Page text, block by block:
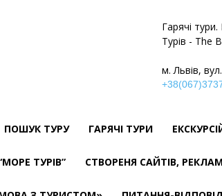
Гарячі
Турів - The
м. Львів,
ПОШУК ТУРУ ГАРЯЧІ ТУРИ
ТУРІВ” СТВОРЕНЯ САЙТІВ,